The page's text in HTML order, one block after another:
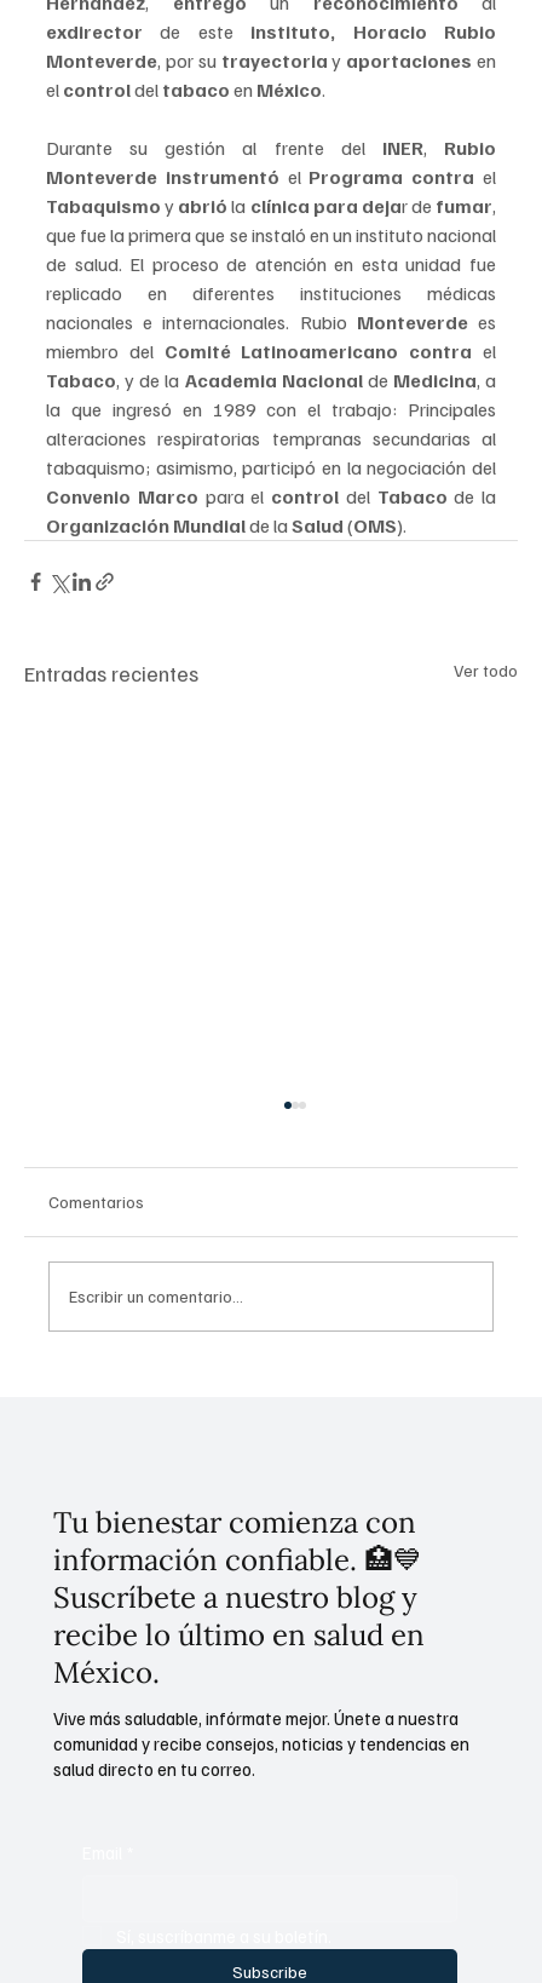
exdirector de este instituto, Horacio Rubio
Monteverde, por su trayectoria y aportaciones en
el control del tabaco en México.
Durante su gestión al frente del INER, Rubio
Monteverde instrumentó el Programa contra
Tabaquismo y abrió la clínica para dejar de fumar,
que fue la primera que se instaló en un instituto nacional
de salud. El proceso de atención en esta unidad fue
replicado en diferentes instituciones médicas
nacionales e internacionales. Rubio Monteverde es
miembro del Comité Latinoamericano contra
Tabaco, y de la Academia Nacional de Medicina, a
la que ingresó en 1989 con el trabajo: Principales
alteraciones respiratorias tempranas secundarias al
Convenio Marco para el control del Tabaco
Organización Mundial de la Salud (OMS).
Entradas recientes Ver todo
Comentarios
Escribir un comentario...
Tu bienestar comienza con
información confiable. 🏥💙
Suscríbete a nuestro blog y
recibe lo último en salud en
México.
Subscribe
Vive más saludable, infórmate mejor. Únete a nuestra
comunidad y recibe consejos, noticias y tendencias en
salud directo en tu correo.